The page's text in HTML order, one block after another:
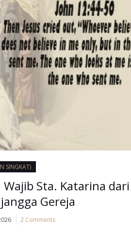
SINGKAT)
Sta. Katarina dari
Gereja
2 Comments